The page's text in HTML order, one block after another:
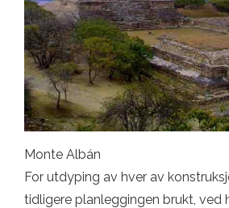
Monte Albán
For utdyping av hver av
tidligere planleggingen brukt, ved